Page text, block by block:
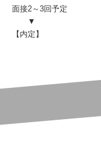
面接2～3回予定
▼
【内定】